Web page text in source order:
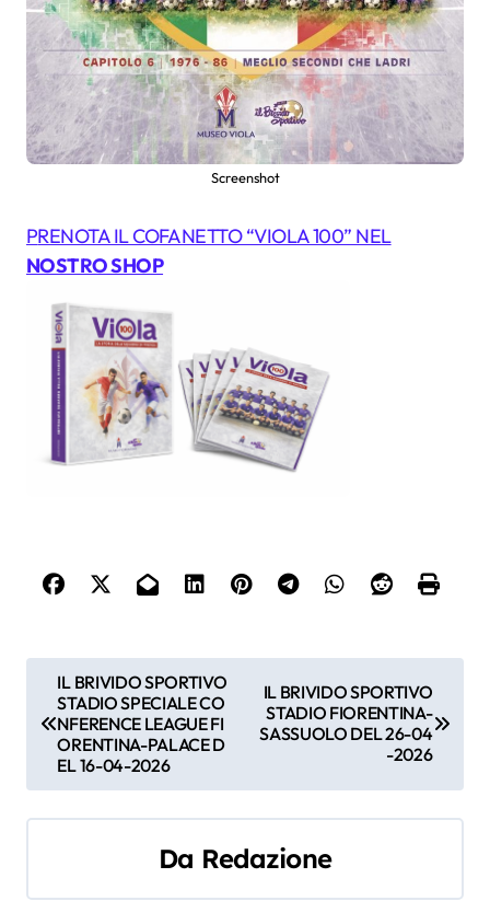
Screenshot
PRENOTA IL COFANETTO “VIOLA 100” NEL
NOSTRO SHOP
a
i
IL BRIVIDO SPORTIVO
STADIO SPECIALE CO
NFERENCE LEAGUE FI
ORENTINA-PALACE D
EL 16-04-2026
IL BRIVIDO SPORTIVO
STADIO FIORENTINA-
SASSUOLO DEL 26-04
-2026
Da Redazione